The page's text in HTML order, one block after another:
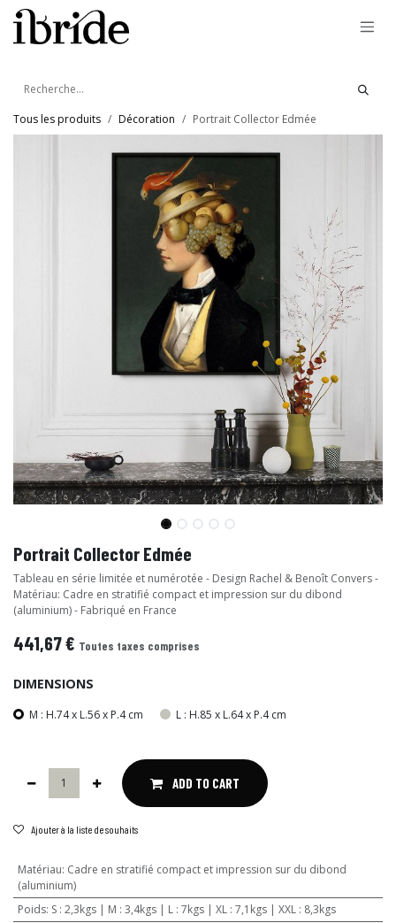
Se rendre au contenu
Tous les produits Décoration Portrait Collector Edmée
Portrait Collector Edmée
Tableau en série limitée et numérotée - Design Rachel & Benoît Convers -
Matériau: Cadre en stratifié compact et impression sur du dibond
(aluminium) - Fabriqué en France
441,67€ Toutes taxes comprises
DIMENSIONS
M : H.74 x L.56 x P.4 cm L : H.85 x L.64 x P.4 cm
ADD TO CART
Ajouter à la liste de souhaits
Matériau: Cadre en stratifié compact et impression sur du dibond
(aluminium)
Poids: S : 2,3kgs | M : 3,4kgs | L : 7kgs | XL : 7,1kgs | XXL : 8,3kgs